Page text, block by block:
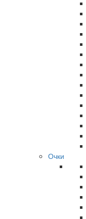
Очки